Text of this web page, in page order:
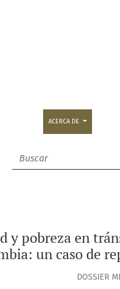
en tránsito: un caso
ACERCA DE
y pobreza en
un caso de
DOSSIER